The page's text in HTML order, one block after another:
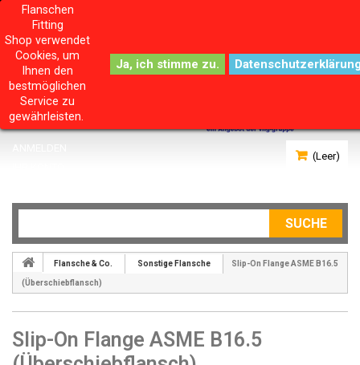
(Leer)
SUCHE
Flanschen
Fitting
Shop verwendet
Cookies, um
Ihnen den
bestmöglichen
Service zu
gewährleisten.
Flansche & Co. Sonstige Flansche Slip-On Flange ASME B16.5
(Überschiebflansch)
Slip-On Flange ASME B16.5